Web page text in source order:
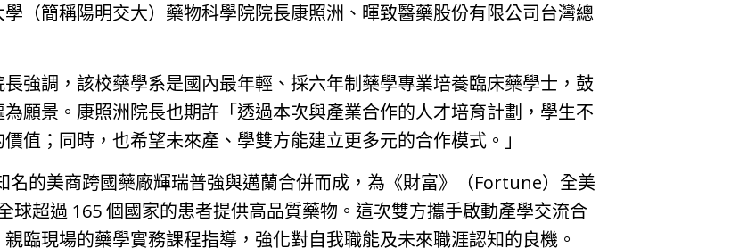
（簡稱陽明交大）藥物科學院院長康照洲、暉致醫藥股份有限公司台灣總
強調，該校藥學系是國內最年輕、採六年制藥學專業培養臨床藥學士，鼓
願景。康照洲院長也期許「透過本次與產業合作的人才培育計劃，學生不
值；同時，也希望未來產、學雙方能建立更多元的合作模式。」
名的美商跨國藥廠輝瑞普強與邁蘭合併而成，為《財富》（Fortune）全美
球超過 165 個國家的患者提供高品質藥物。這次雙方攜手啟動產學交流合
臨現場的藥學實務課程指導，強化對自我職能及未來職涯認知的良機。